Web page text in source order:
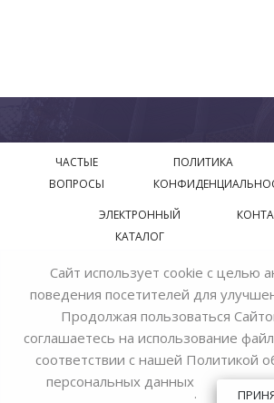
ЧАСТЫЕ
ВОПРОСЫ
ПОЛИТИКА
ЭЛЕКТРОННЫЙ
КАТАЛОГ
© 2018—2026 Официальный сайт завода
Bohemia Ivele Crystal
Сайт использует cookie с целью
поведения посетителей для
Продолжая пользоваться
соглашаетесь на использование
соответствии с нашей Политикой
персональных данных
.